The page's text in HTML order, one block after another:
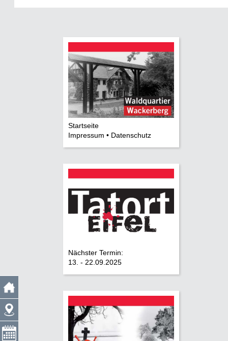
Startseite
Impressum • Datenschutz
Nächster Termin:
13. - 22.09.2025